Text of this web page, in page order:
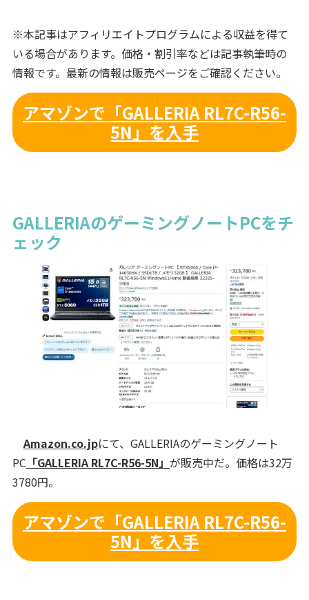
※本記事はアフィリエイトプログラムによる収益を得て
いる場合があります。価格・割引率などは記事執筆時の
情報です。最新の情報は販売ページをご確認ください。
アマゾンで「GALLERIA RL7C-R56-
5N」を入手
GALLERIAのゲーミングノートPCをチ
ェック
Amazon.co.jpにて、GALLERIAのゲーミングノート
PC 「GALLERIA RL7C-R56-5N」 が販売中だ。価格は32万
3780円。
アマゾンで「GALLERIA RL7C-R56-
5N」を入手